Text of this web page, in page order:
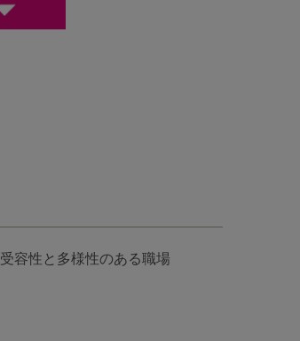
受容性と多様性のある職場